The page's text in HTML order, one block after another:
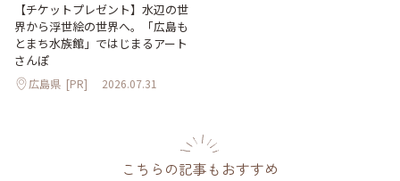
【チケットプレゼント】水辺の世
界から浮世絵の世界へ。「広島も
とまち水族館」ではじまるアート
さんぽ
広島県 [PR] 2026.07.31
こちらの記事もおすすめ